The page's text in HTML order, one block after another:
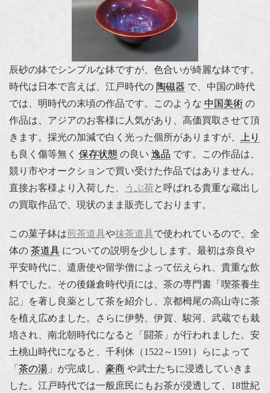
辰砂の鉢でシンプルな鉢ですが、色合いが綺麗な鉢です。
時代は日本で言えば、江戸時代の 陶磁器 で、中国の時代
では、明時代の末頃の作品です。このような 中国美術 の
作品は、アジアのお客様に人気があり、高価買取させて頂
きます。採光の加減で白く光った個所がありますが、
上り
も良く傷等無く 保存状態 の良い 逸品 です。この作品は、
競り市やオークションで買い受けた作品ではありません。
直接お客様より入荷した、
うぶ荷と呼ばれる貴重な蔵出し
の買取作品で、現状のまま販売しております。
この菓子鉢は煎茶道具や抹茶道具で使われているので、全
体の 茶道具 についての説明を少しします。最初は奈良や
平安時代に、遣唐使や留学僧によって伝えられ、貴重な飲
料でした。その後鎌倉時代頃には、茶の専門書「喫茶養生
記」を著し良薬として茶を紹介し、京都栂尾の高山寺に茶
を植え広めました。さらに伊勢、伊賀、駿河、武蔵でも栽
培され、南北朝時代になると「闘茶」が行われました。安
土桃山時代になると、千利休（1522～1591）らによって
「 茶の湯 」が完成し、 豪商 や武士たちに浸透していきま
した。江戸時代では一般庶民にもお茶が浸透して、18世紀